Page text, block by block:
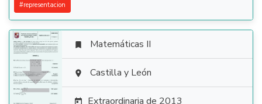
#representacion

 Matemáticas II
 Castilla y León
 Extraordinaria de 2013